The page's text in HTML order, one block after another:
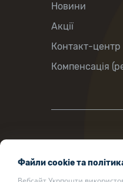
Новини
Акції
Контакт-центр
Компенсація
Файли cookie та